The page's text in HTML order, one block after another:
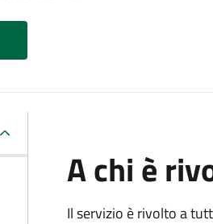
A chi è
Il servizio è rivolto a